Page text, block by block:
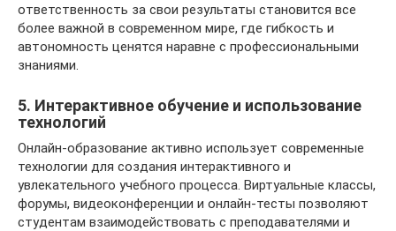
ответственность за свои результаты становится все
более важной в современном мире, где гибкость и
автономность ценятся наравне с профессиональными
знаниями.
5. Интерактивное обучение и использование
технологий
Онлайн-образование активно использует современные
технологии для создания интерактивного и
увлекательного учебного процесса. Виртуальные классы,
форумы, видеоконференции и онлайн-тесты позволяют
студентам взаимодействовать с преподавателями и